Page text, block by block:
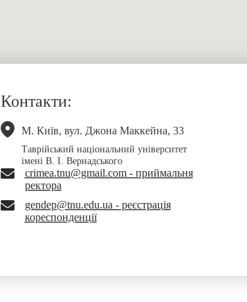
Контакти:
М. Київ, вул. Джона Маккейна, 33
Таврійський національний університет
імені В. І. Вернадського
crimea.tnu@gmail.com - приймальня
ректора
gendep@tnu.edu.ua - реєстрація
кореспонденції